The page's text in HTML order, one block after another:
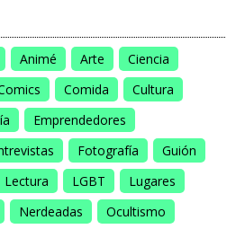
Animé Arte
Ciencia
Comida
Cultura
Emprendedores
Fotografía
Guión
Lectura LGBT
Lugares
Nerdeadas
Ocultismo